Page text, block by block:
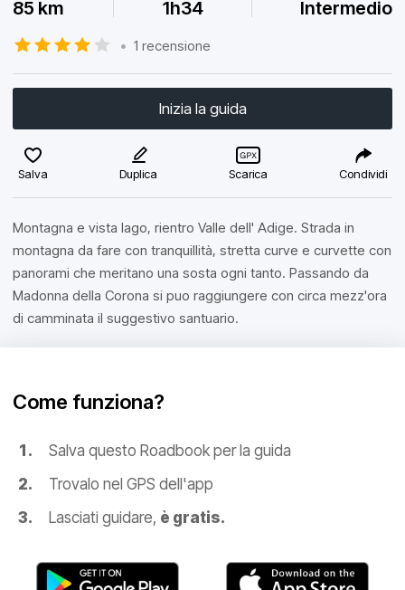
85 km 1h34 Intermedio
• 1 recensione
Inizia la guida
Salva Duplica Scarica Condividi
Montagna e vista lago, rientro Valle dell' Adige. Strada in
montagna da fare con tranquillità, stretta curve e curvette con
panorami che meritano una sosta ogni tanto. Passando da
Madonna della Corona si puo raggiungere con circa mezz'ora
di camminata il suggestivo santuario.
Come funziona?
Salva questo Roadbook per la guida
Trovalo nel GPS dell'app
Lasciati guidare, è gratis.